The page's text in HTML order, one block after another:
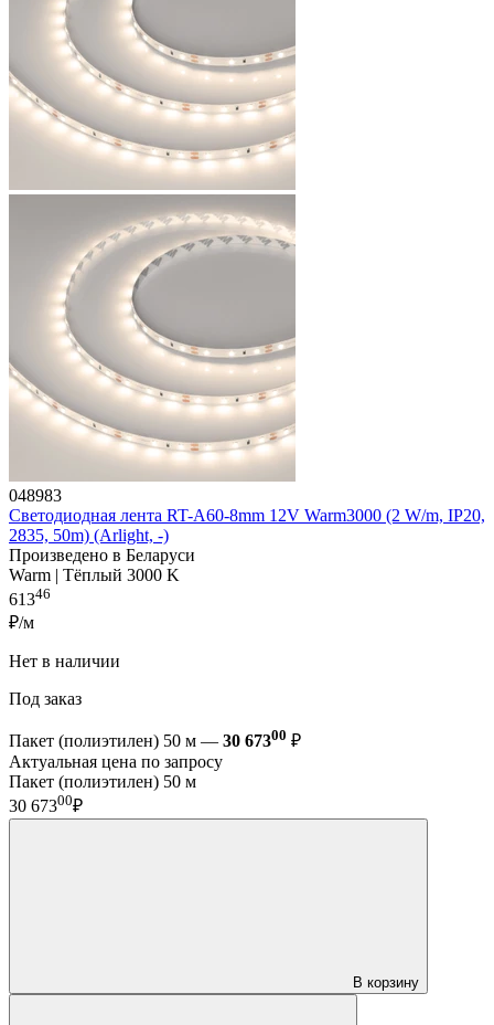
048983
Светодиодная лента RT-A60-8mm 12V Warm3000 (2 W/m, IP20,
2835, 50m) (Arlight, -)
Произведено в Беларуси
Warm | Тёплый 3000 K
61346
₽/м
Нет в наличии
Под заказ
Пакет (полиэтилен) 50 м — 30 67300 ₽
Актуальная цена по запросу
Пакет (полиэтилен) 50 м
30 67300₽
В корзину